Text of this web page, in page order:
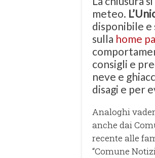
meteo.
disponibile e
sulla home
consigli e
neve e
disagi e per
Analoghi
anche dai
recente alle
“Comune